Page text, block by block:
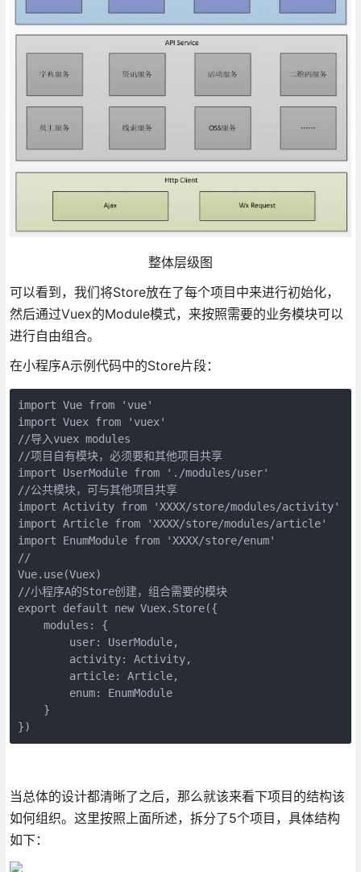
整体层级图
可以看到，我们将Store放在了每个项目中来进行初始化，
然后通过Vuex的Module模式，来按照需要的业务模块可以
进行自由组合。
在小程序A示例代码中的Store片段：
import Vue from 'vue'
import Vuex from 'vuex'
//导入vuex modules
//项目自有模块，必须要和其他项目共享
import UserModule from './modules/user'
//公共模块，可与其他项目共享
import Activity from 'XXXX/store/modules/activity'
import Article from 'XXXX/store/modules/article'
import EnumModule from 'XXXX/store/enum'
//
Vue.use(Vuex)
//小程序A的Store创建，组合需要的模块
export default new Vuex.Store({
    modules: {
        user: UserModule,
        activity: Activity,
        article: Article,
        enum: EnumModule
    }
})
当总体的设计都清晰了之后，那么就该来看下项目的结构该
如何组织。这里按照上面所述，拆分了5个项目，具体结构
如下：